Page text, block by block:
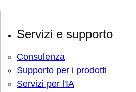
Servizi e supporto
Consulenza
Supporto per i prodotti
Servizi per l'IA